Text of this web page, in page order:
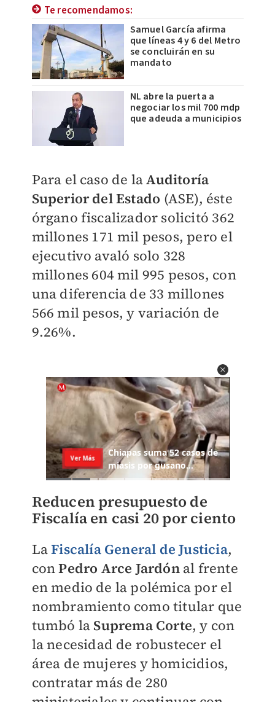
Te recomendamos:
Samuel García afirma
que líneas 4 y 6 del Metro
se concluirán en su
mandato
NL abre la puerta a
negociar los mil 700 mdp
que adeuda a municipios
Para el caso de laAuditoría
Superior del Estado (ASE), éste
órgano fiscalizador solicitó 362
millones 171 mil pesos, pero el
ejecutivo avaló solo 328
millones 604 mil 995 pesos, con
una diferencia de 33 millones
566 mil pesos, y variación de
9.26%.
Reducen presupuesto de
Fiscalía en casi 20 por ciento
LaFiscalía General de Justicia,
conPedro Arce Jardónal frente
en medio de la polémica por el
nombramiento como titular que
tumbó la Suprema Corte, y con
la necesidad de robustecer el
área de mujeres y homicidios,
contratar más de 280